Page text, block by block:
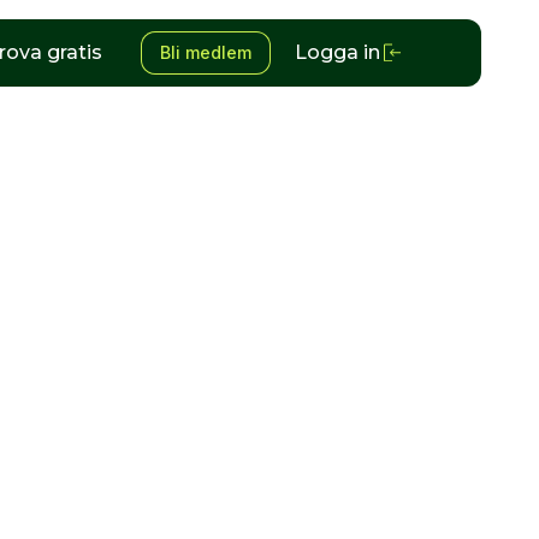
gratis Bli medlem Logga in